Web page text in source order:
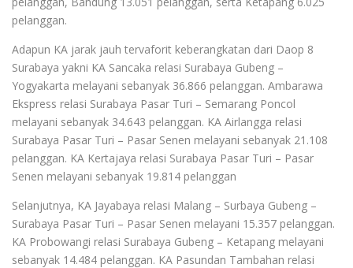
pelanggan.
Adapun KA jarak jauh tervaforit keberangkatan dari Daop 8
Surabaya yakni KA Sancaka relasi Surabaya Gubeng –
Yogyakarta melayani sebanyak 36.866 pelanggan. Ambarawa
Ekspress relasi Surabaya Pasar Turi – Semarang Poncol
melayani sebanyak 34.643 pelanggan. KA Airlangga relasi
Surabaya Pasar Turi – Pasar Senen melayani sebanyak 21.108
pelanggan. KA Kertajaya relasi Surabaya Pasar Turi – Pasar
Senen melayani sebanyak 19.814 pelanggan
Selanjutnya, KA Jayabaya relasi Malang – Surbaya Gubeng –
Surabaya Pasar Turi – Pasar Senen melayani 15.357 pelanggan.
KA Probowangi relasi Surabaya Gubeng – Ketapang melayani
sebanyak 14.484 pelanggan. KA Pasundan Tambahan relasi